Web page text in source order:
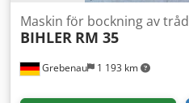
Grebenau 1 193 km
Maskin för bockning av tråd
BIHLER RM 35